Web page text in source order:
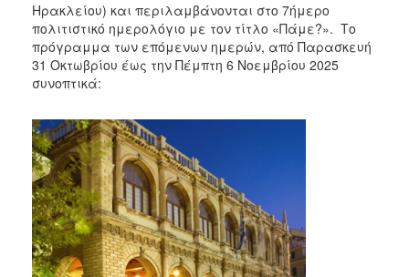
Ηρακλείου) και περιλαμβάνονται στο 7ήμερο
πολιτιστικό ημερολόγιο με τον τίτλο «Πάμε?». Το
πρόγραμμα των επόμενων ημερών, από Παρασκευή
31 Οκτωβρίου έως την Πέμπτη 6 Νοεμβρίου 2025
συνοπτικά: